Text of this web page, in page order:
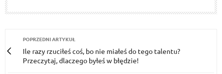
POPRZEDNI ARTYKUŁ
Ile razy rzuciłeś coś, bo nie miałeś do tego talentu?
Przeczytaj, dlaczego byłeś w błędzie!